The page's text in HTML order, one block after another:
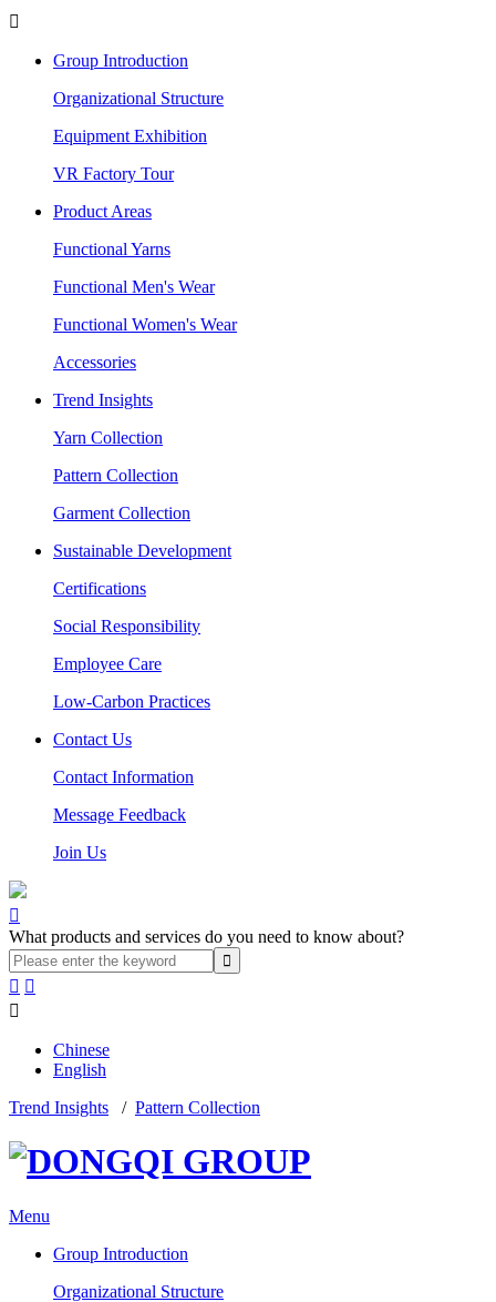

Group Introduction
Organizational Structure
Equipment Exhibition
VR Factory Tour
Product Areas
Functional Yarns
Functional Men's Wear
Functional Women's Wear
Accessories
Trend Insights
Yarn Collection
Pattern Collection
Garment Collection
Sustainable Development
Certifications
Social Responsibility
Employee Care
Low-Carbon Practices
Contact Us
Contact Information
Message Feedback
Join Us

What products and services do you need to know about?
 

Chinese
English
Trend Insights / Pattern Collection
Menu
Group Introduction
Organizational Structure